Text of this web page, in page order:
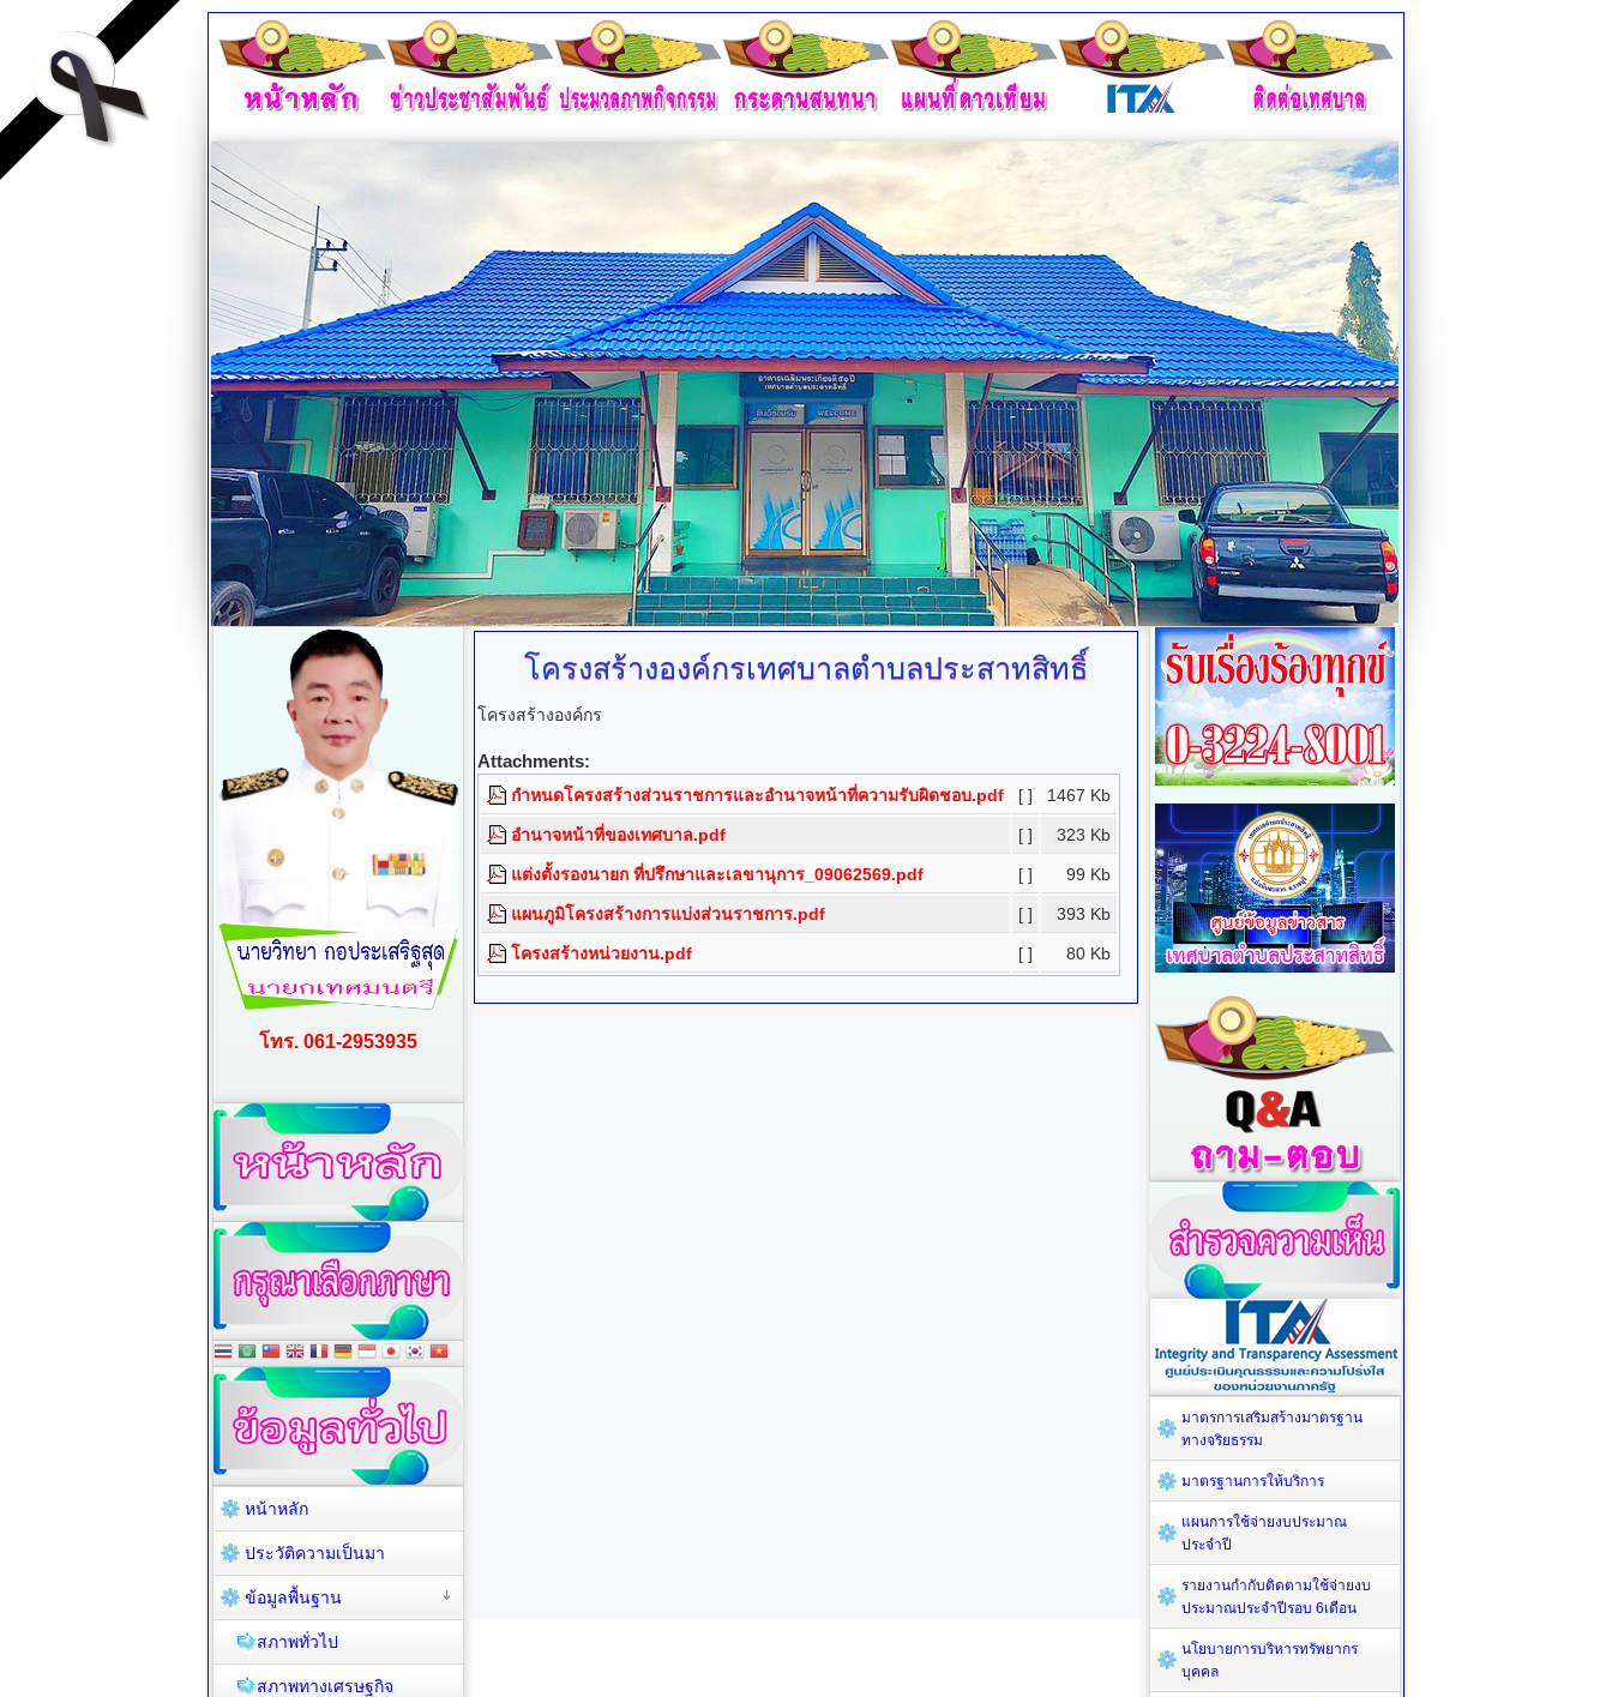
โครงสร้างองค์กรเทศบาลตำบลประสาทสิทธิ์
โครงสร้างองค์กร
Attachments:
กำหนดโครงสร้างส่วนราชการและอำนาจหน้าที่ความรับผิดชอบ.pdf [ ] 1467 Kb
อำนาจหน้าที่ของเทศบาล.pdf [ ] 323 Kb
แต่งตั้งรองนายก ที่ปรึกษาและเลขานุการ_09062569.pdf [ ] 99 Kb
แผนภูมิโครงสร้างการแบ่งส่วนราชการ.pdf [ ] 393 Kb
โครงสร้างหน่วยงาน.pdf [ ] 80 Kb
โทร. 061-2953935
หน้าหลัก
ประวัติความเป็นมา
ข้อมูลพื้นฐาน
สภาพทั่วไป
สภาพทางเศรษฐกิจ
มาตรการเสริมสร้างมาตรฐาน
ทางจริยธรรม
มาตรฐานการให้บริการ
แผนการใช้จ่ายงบประมาณ
ประจำปี
รายงานกำกับติดตามใช้จ่ายงบ
ประมาณประจำปีรอบ 6เดือน
นโยบายการบริหารทรัพยากร
บุคคล